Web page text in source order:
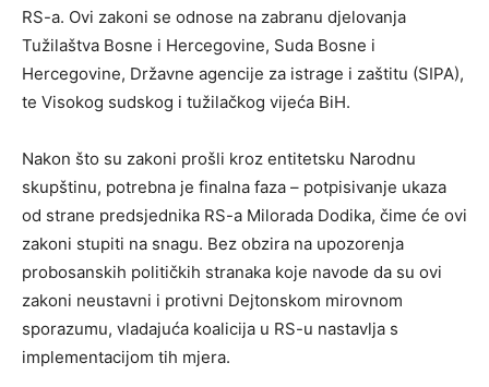
RS-a. Ovi zakoni se odnose na zabranu djelovanja
Tužilaštva Bosne i Hercegovine, Suda Bosne i
Hercegovine, Državne agencije za istrage i zaštitu (SIPA),
te Visokog sudskog i tužilačkog vijeća BiH.
Nakon što su zakoni prošli kroz entitetsku Narodnu
skupštinu, potrebna je finalna faza – potpisivanje ukaza
od strane predsjednika RS-a Milorada Dodika, čime će ovi
zakoni stupiti na snagu. Bez obzira na upozorenja
probosanskih političkih stranaka koje navode da su ovi
zakoni neustavni i protivni Dejtonskom mirovnom
sporazumu, vladajuća koalicija u RS-u nastavlja s
implementacijom tih mjera.